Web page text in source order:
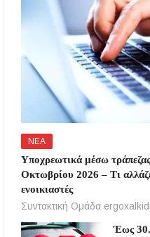
ΝΕΑ
Υποχρεωτικά μέσω
Οκτωβρίου 2026 – Τι
ενοικιαστές
Συντακτική Ομάδα
Έως